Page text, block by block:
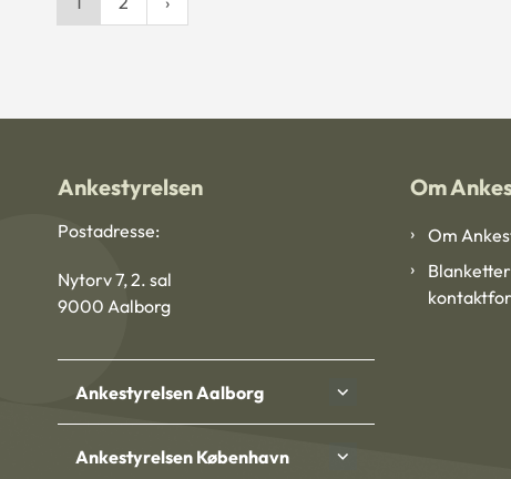
Ankestyrelsen
Postadresse:
Nytorv 7, 2. sal
9000 Aalborg
Ankestyrelsen Aalborg
Ankestyrelsen København
Om
Om